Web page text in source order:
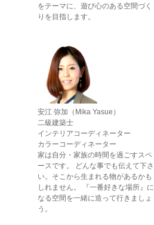
をテーマに、遊び心のある空間づく
りを目指します。
安江 弥加（Mika Yasue）
二級建築士
インテリアコーディネーター
カラーコーディネーター
家は自分・家族の時間を過ごすスペ
ースです。 どんな事でも伝えて下さ
い。そこから生まれる物があるかも
しれません。 『一番好きな場所』に
なる空間を一緒に造って行きましょ
う。